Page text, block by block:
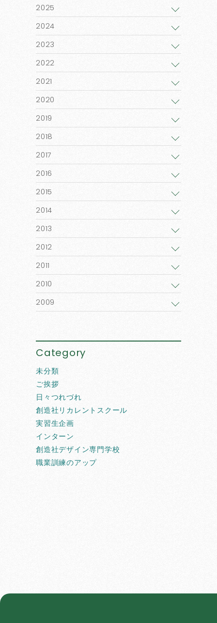
2025
2024
2023
2022
2021
2020
2019
2018
2017
2016
2015
2014
2013
2012
2011
2010
2009
Category
未分類
ご挨拶
日々つれづれ
創造社リカレントスクール
実習生企画
インターン
創造社デザイン専門学校
職業訓練のアップ